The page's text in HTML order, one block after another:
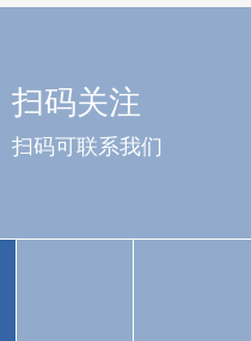
扫码关注
扫码可联系我们